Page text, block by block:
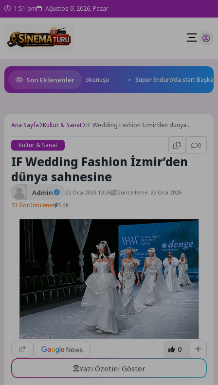
1:51 pm Ağustos 9, 2026, Pazar
Son Eklenenler
Caddesi’ne özel asfalt dokunuşu Süper Enduro’da start Başkan
Ana Sayfa Kültür & Sanat IF Wedding Fashion İzmir’den dünya
Kültür & Sanat
0
IF Wedding Fashion İzmir’den
dünya sahnesine
Admin 22 Oca 2026 13:26
Güncelleme: 22 Oca 2026
33 Görüntüleme 5 dk.
0
Yazı Özetini Göster